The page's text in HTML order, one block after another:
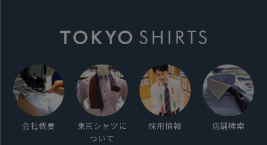
会社概要
東京シャツに
ついて
採用情報 店舗検索